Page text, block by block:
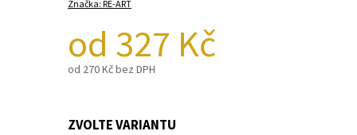
Značka: RE-ART
od 327 Kč
od 270 Kčbez DPH
ZVOLTE VARIANTU